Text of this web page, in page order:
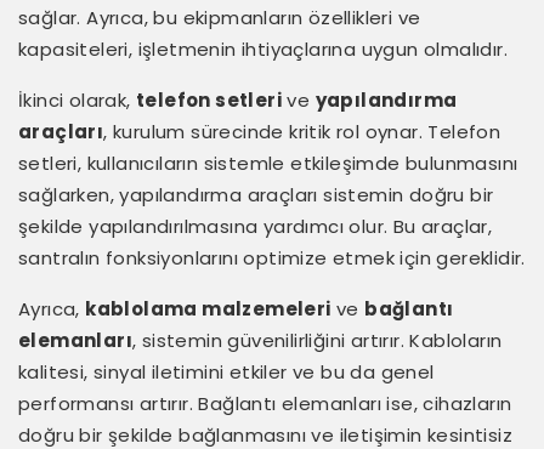
sağlar. Ayrıca, bu ekipmanların özellikleri ve
kapasiteleri, işletmenin ihtiyaçlarına uygun olmalıdır.
İkinci olarak, telefon setlerive yapılandırma
araçları, kurulum sürecinde kritik rol oynar. Telefon
setleri, kullanıcıların sistemle etkileşimde bulunmasını
sağlarken, yapılandırma araçları sistemin doğru bir
şekilde yapılandırılmasına yardımcı olur. Bu araçlar,
santralın fonksiyonlarını optimize etmek için gereklidir.
Ayrıca, kablolama malzemeleri ve bağlantı
elemanları, sistemin güvenilirliğini artırır. Kabloların
kalitesi, sinyal iletimini etkiler ve bu da genel
performansı artırır. Bağlantı elemanları ise, cihazların
doğru bir şekilde bağlanmasını ve iletişimin kesintisiz